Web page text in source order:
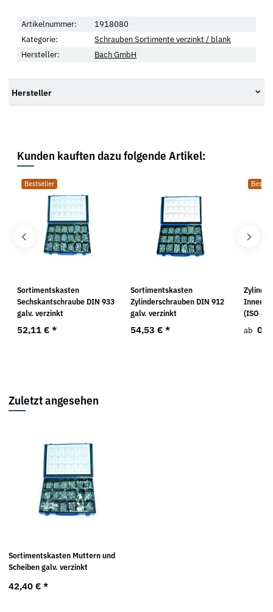
Artikelnummer:
1918080
Kategorie:
Schrauben Sortimente verzinkt / blank
Hersteller:
Bach GmbH
Hersteller
Kunden kauften dazu folgende Artikel:
Bestseller
Sortimentskasten
Sechskantschraube DIN 933
galv. verzinkt
52,11 € *
Sortimentskasten
Zylinderschrauben DIN 912
galv. verzinkt
54,53 € *
(ISO
ab
Zuletzt angesehen
Sortimentskasten Muttern und
Scheiben galv. verzinkt
42,40 € *